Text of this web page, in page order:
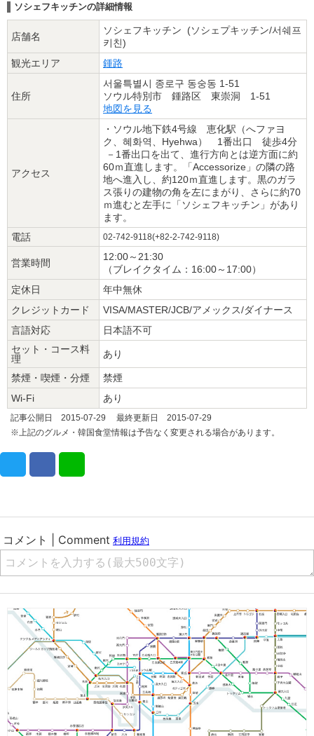
ソシェフキッチンの詳細情報
店舗名
ソシェフキッチン (ソシェプキッチン/서쉐프
키친)
観光エリア
鍾路
住所
서울특별시 종로구 동숭동 1-51
ソウル特別市 鍾路区 東崇洞 1-51
地図を見る
アクセス
・ソウル地下鉄4号線 恵化駅（へファヨ
ク、혜화역、Hyehwa） 1番出口 徒歩4分
－1番出口を出て、進行方向とは逆方面に約
60ｍ直進します。「Accessorize」の隣の路
地へ進入し、約120ｍ直進します。黒のガラ
ス張りの建物の角を左にまがり、さらに約70
ｍ進むと左手に「ソシェフキッチン」があり
ます。
電話
02-742-9118(+82-2-742-9118)
営業時間
12:00～21:30
（ブレイクタイム：16:00～17:00）
定休日
年中無休
クレジットカード
VISA/MASTER/JCB/アメックス/ダイナース
言語対応
日本語不可
セット・コース料
理
あり
禁煙・喫煙・分煙
禁煙
Wi-Fi
あり
記事公開日 2015-07-29 最終更新日 2015-07-29
※上記のグルメ・韓国食堂情報は予告なく変更される場合があります。